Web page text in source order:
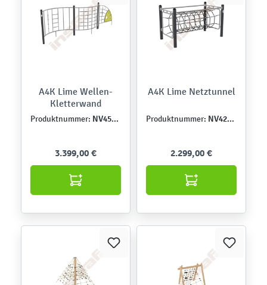
A4K Lime Wellen-
Kletterwand
Produktnummer: NV4506-A
3.399,00 €
A4K Lime Netztunnel
Produktnummer: NV42310-A
2.299,00 €